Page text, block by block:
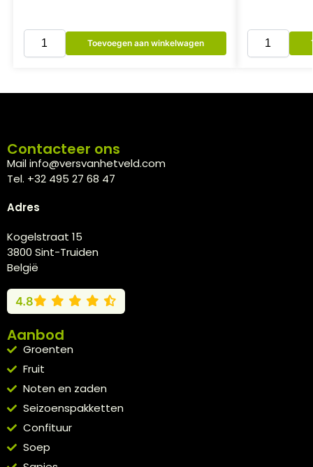
Toevoegen aan winkelwagen
Contacteer ons
Mail info@versvanhetveld.com
Tel. +32 495 27 68 47
Adres
Kogelstraat 15
3800 Sint-Truiden
België
4.8
Aanbod
Groenten
Fruit
Noten en zaden
Seizoenspakketten
Confituur
Soep